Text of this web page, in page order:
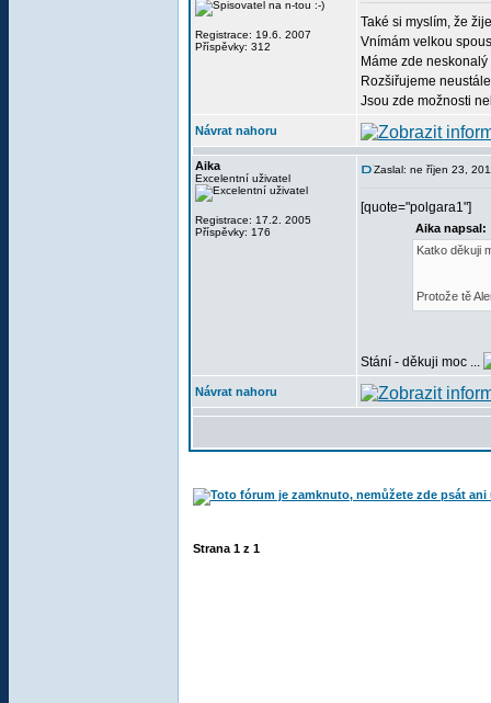
Registrace: 19.6. 2007
Příspěvky: 312
Také si myslím, že
Vnímám velkou
Máme zde
Rozšiřujeme
Jsou zde možnosti
Návrat nahoru
Aika
Excelentní uživatel
Registrace: 17.2. 2005
Příspěvky: 176
Zaslal: ne říjen 23,
[quote="polgara1"]
Aika napsal:
Katko děkuji
Protože tě
Stání - děkuji moc ...
Návrat nahoru
Strana 1 z 1